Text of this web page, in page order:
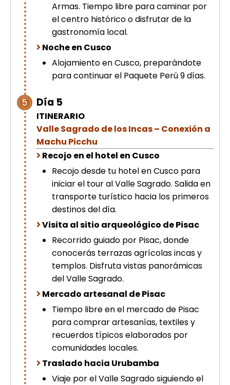
Armas. Tiempo libre para caminar por
el centro histórico o disfrutar de la
gastronomía local.
Noche en Cusco
Alojamiento en Cusco, preparándote
para continuar el Paquete Perú 9 días.
5 Día 5
ITINERARIO
Valle Sagrado de los Incas – Conexión a
Machu Picchu
Recojo en el hotel en Cusco
Recojo desde tu hotel en Cusco para
iniciar el tour al Valle Sagrado. Salida en
transporte turístico hacia los primeros
destinos del día.
Visita al sitio arqueológico de Pisac
Recorrido guiado por Pisac, donde
conocerás terrazas agrícolas incas y
templos. Disfruta vistas panorámicas
del Valle Sagrado.
Mercado artesanal de Pisac
Tiempo libre en el mercado de Pisac
para comprar artesanías, textiles y
recuerdos típicos elaborados por
comunidades locales.
Traslado hacia Urubamba
Viaje por el Valle Sagrado siguiendo el